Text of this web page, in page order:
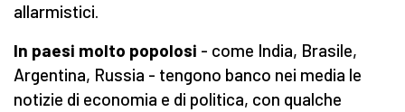
allarmistici.
In paesi molto popolosi - come India, Brasile,
Argentina, Russia - tengono banco nei media le
notizie di economia e di politica, con qualche